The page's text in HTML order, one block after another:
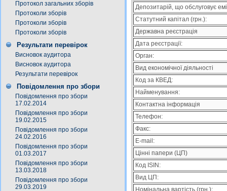
Протокол загальних зборів
Протоколи зборів
Протоколи зборів
Протоколи зборів
Результати перевірок
Висновок аудитора
Висновок аудитора
Результати перевірок
Повідомлення про збори
Повідомлення про збори
17.02.2014
Повідомлення про збори
19.02.2015
Повідомлення про збори
24.02.2016
Повідомлення про збори
01.03.2017
Повідомлення про збори
13.03.2018
Повідомлення про збори
29.03.2019
Депозитарій, що обслуговує
Статутний капітал (грн.):
Державна реєстрація
Дата реєстрації:
Орган:
Вид економічної діяльності
Код за КВЕД:
Найменування:
Контактна інформація
Телефон:
Факс:
E-mail:
Цінні папери (ЦП)
Код ISIN:
Вид ЦП:
Номінальна вартість (грн.):